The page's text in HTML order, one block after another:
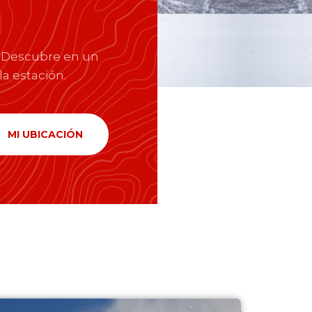
en un
estación.
MI UBICACIÓN